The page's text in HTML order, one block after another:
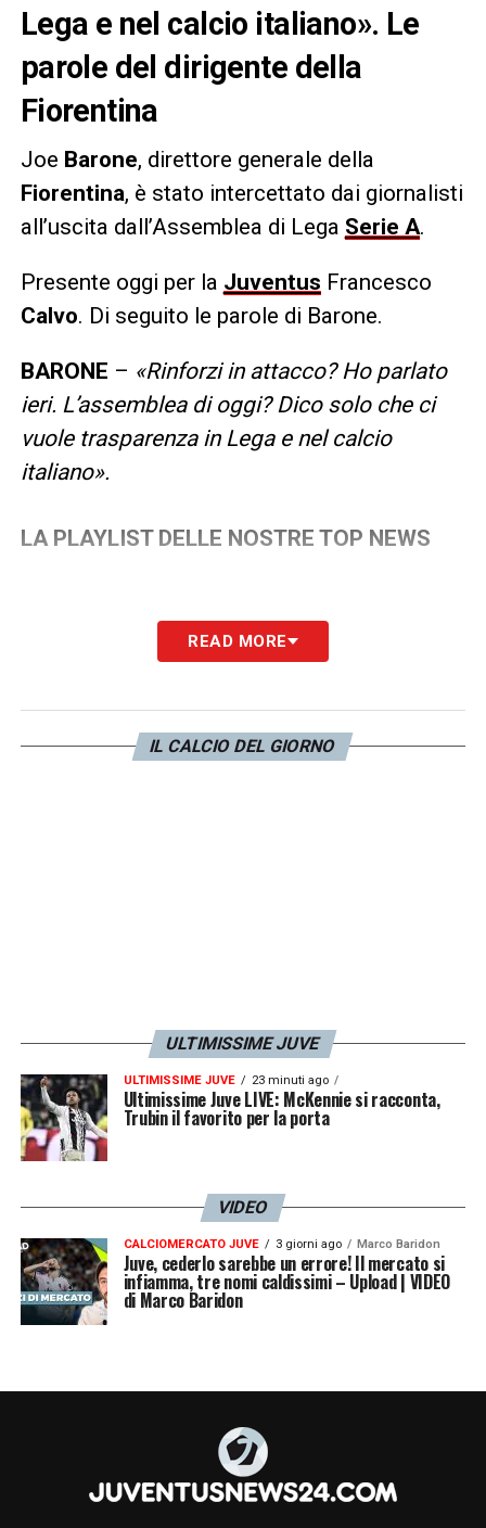
Lega e nel calcio italiano». Le
parole del dirigente della
Fiorentina
Joe Barone, direttore generale della
Fiorentina, è stato intercettato dai giornalisti
all’uscita dall’Assemblea di Lega Serie A.
Presente oggi per la Juventus Francesco
Calvo. Di seguito le parole di Barone.
BARONE – «Rinforzi in attacco? Ho parlato
ieri. L’assemblea di oggi? Dico solo che ci
vuole trasparenza in Lega e nel calcio
italiano».
LA PLAYLIST DELLE NOSTRE TOP NEWS
READ MORE
IL CALCIO DEL GIORNO
ULTIMISSIME JUVE
ULTIMISSIME JUVE 23 minuti ago
Ultimissime Juve LIVE: McKennie si racconta,
Trubin il favorito per la porta
VIDEO
CALCIOMERCATO JUVE 3 giorni ago Marco Baridon
Juve, cederlo sarebbe un errore! Il mercato si
infiamma, tre nomi caldissimi – Upload | VIDEO
di Marco Baridon